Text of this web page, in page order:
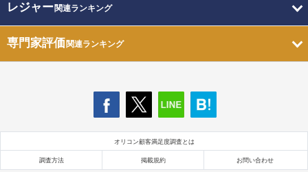
レジャー関連ランキング
専門家評価関連ランキング
オリコン顧客満足度調査とは
調査方法 掲載規約 お問い合わせ